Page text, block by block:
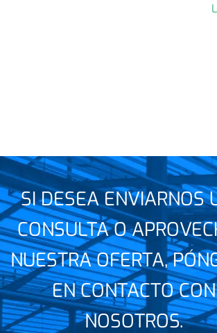
SI DESEA ENVIARNOS
CONSULTA O
NUESTRA OFERTA,
EN CONTACTO CON
NOSOTROS.